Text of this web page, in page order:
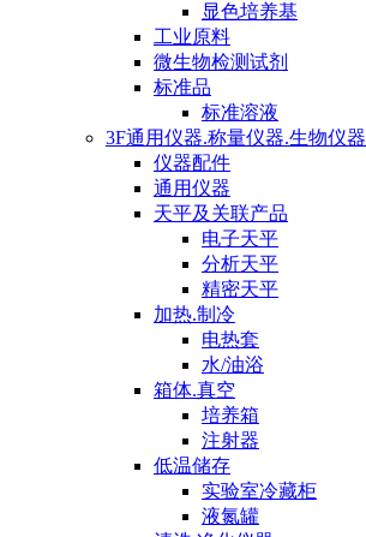
显色培养基
工业原料
微生物检测试剂
标准品
标准溶液
3F通用仪器.称量仪器.生物仪器
仪器配件
通用仪器
天平及关联产品
电子天平
分析天平
精密天平
加热.制冷
电热套
水/油浴
箱体.真空
培养箱
注射器
低温储存
实验室冷藏柜
液氮罐